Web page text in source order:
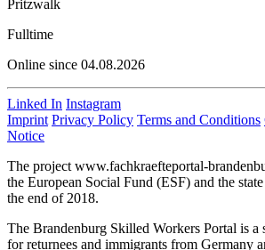
Pritzwalk
Fulltime
Online since 04.08.2026
Linked In Instagram
Imprint Privacy Policy Terms and Conditions
Notice
The project www.fachkraefteportal-
the European Social Fund (ESF) and the
the end of 2018.
The Brandenburg Skilled Workers Portal is a
for returnees and immigrants from Germany